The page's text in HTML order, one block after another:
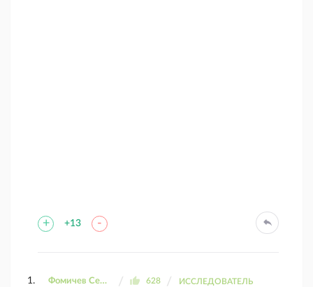
+ +13 -
Фомичев Сергей 628 ИССЛЕДОВАТЕЛЬ